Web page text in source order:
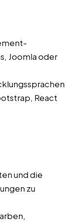
Joomla oder
React
und die
zu